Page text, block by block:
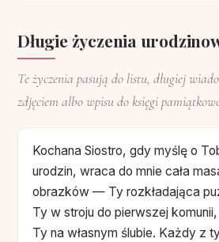
Długie życzenia
Te życzenia pasują do listu, długiej
zdjęciem albo wpisu do księgi
Kochana Siostro, gdy myślę o
urodzin, wraca do mnie cała
obrazków — Ty rozkładająca
Ty w stroju do pierwszej
Ty na własnym ślubie. Każdy z